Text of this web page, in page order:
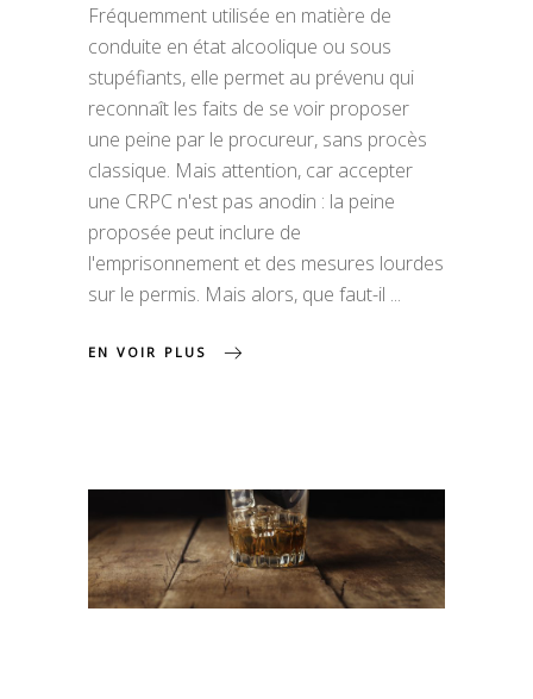
Fréquemment utilisée en matière de
conduite en état alcoolique ou sous
stupéfiants, elle permet au prévenu qui
reconnaît les faits de se voir proposer
une peine par le procureur, sans procès
classique. Mais attention, car accepter
une CRPC n'est pas anodin : la peine
proposée peut inclure de
l'emprisonnement et des mesures lourdes
sur le permis. Mais alors, que faut-il
EN VOIR PLUS